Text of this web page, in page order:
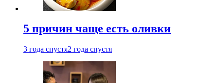
5 причин чаще есть оливки
3 года спустя2 года спустя